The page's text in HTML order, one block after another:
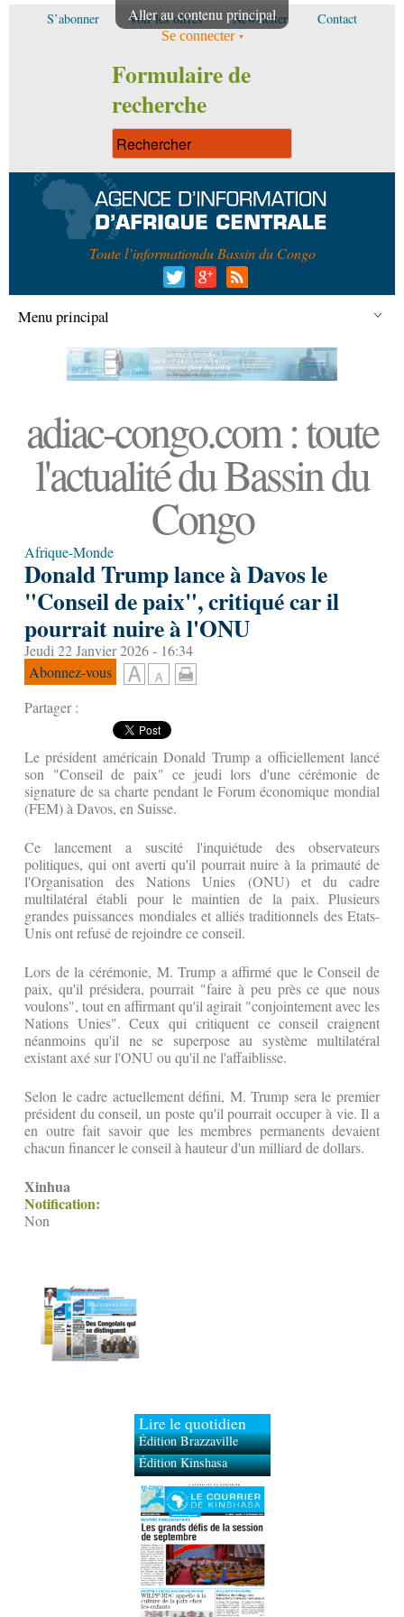
Aller au contenu principal
S’abonner Voir les offres Newsletter Contact
Se connecter
Formulaire de
recherche
Toute l’informationdu Bassin du Congo
Menu principal
adiac-congo.com : toute
l'actualité du Bassin du
Congo
Afrique-Monde
Donald Trump lance à Davos le
"Conseil de paix", critiqué car il
pourrait nuire à l'ONU
Jeudi 22 Janvier 2026 - 16:34
Abonnez-vous
Partager :
Le président américain Donald Trump a officiellement lancé
son "Conseil de paix" ce jeudi lors d'une cérémonie de
signature de sa charte pendant le Forum économique mondial
(FEM) à Davos, en Suisse.
Ce lancement a suscité l'inquiétude des observateurs
politiques, qui ont averti qu'il pourrait nuire à la primauté de
l'Organisation des Nations Unies (ONU) et du cadre
multilatéral établi pour le maintien de la paix. Plusieurs
grandes puissances mondiales et alliés traditionnels des Etats-
Unis ont refusé de rejoindre ce conseil.
Lors de la cérémonie, M. Trump a affirmé que le Conseil de
paix, qu'il présidera, pourrait "faire à peu près ce que nous
voulons", tout en affirmant qu'il agirait "conjointement avec les
Nations Unies". Ceux qui critiquent ce conseil craignent
néanmoins qu'il ne se superpose au système multilatéral
existant axé sur l'ONU ou qu'il ne l'affaiblisse.
Selon le cadre actuellement défini, M. Trump sera le premier
président du conseil, un poste qu'il pourrait occuper à vie. Il a
en outre fait savoir que les membres permanents devaient
chacun financer le conseil à hauteur d'un milliard de dollars.
Xinhua
Notification:
Non
Lire le quotidien
Édition Brazzaville
Édition Kinshasa